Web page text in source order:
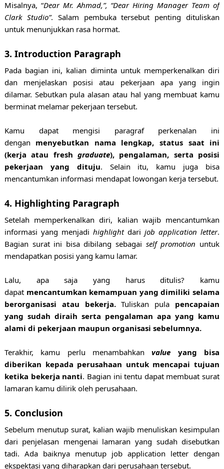
Misalnya, “Dear Mr. Ahmad,”, “Dear Hiring Manager Team of
Clark Studio”. Salam pembuka tersebut penting dituliskan
untuk menunjukkan rasa hormat.
3. Introduction Paragraph
Pada bagian ini, kalian diminta untuk memperkenalkan diri
dan menjelaskan posisi atau pekerjaan apa yang ingin
dilamar. Sebutkan pula alasan atau hal yang membuat kamu
berminat melamar pekerjaan tersebut.
Kamu dapat mengisi paragraf perkenalan ini
dengan menyebutkan nama lengkap, status saat ini
(kerja atau fresh graduate), pengalaman, serta posisi
pekerjaan yang dituju. Selain itu, kamu juga bisa
mencantumkan informasi mendapat lowongan kerja tersebut.
4. Highlighting Paragraph
Setelah memperkenalkan diri, kalian wajib mencantumkan
informasi yang menjadi highlightdari job application letter.
Bagian surat ini bisa dibilang sebagai self promotion untuk
mendapatkan posisi yang kamu lamar.
Lalu, apa saja yang harus ditulis? kamu
dapat mencantumkan kemampuan yang dimiliki selama
berorganisasi atau bekerja.Tuliskan pula pencapaian
yang sudah diraih serta pengalaman apa yang kamu
alami di pekerjaan maupun organisasi sebelumnya.
Terakhir, kamu perlu menambahkanvalue yang bisa
diberikan kepada perusahaan untuk mencapai tujuan
ketika bekerja nanti. Bagian ini tentu dapat membuat surat
lamaran kamu dilirik oleh perusahaan.
5. Conclusion
Sebelum menutup surat, kalian wajib menuliskan kesimpulan
dari penjelasan mengenai lamaran yang sudah disebutkan
tadi. Ada baiknya menutup job application letter dengan
ekspektasi yang diharapkan dari perusahaan tersebut.